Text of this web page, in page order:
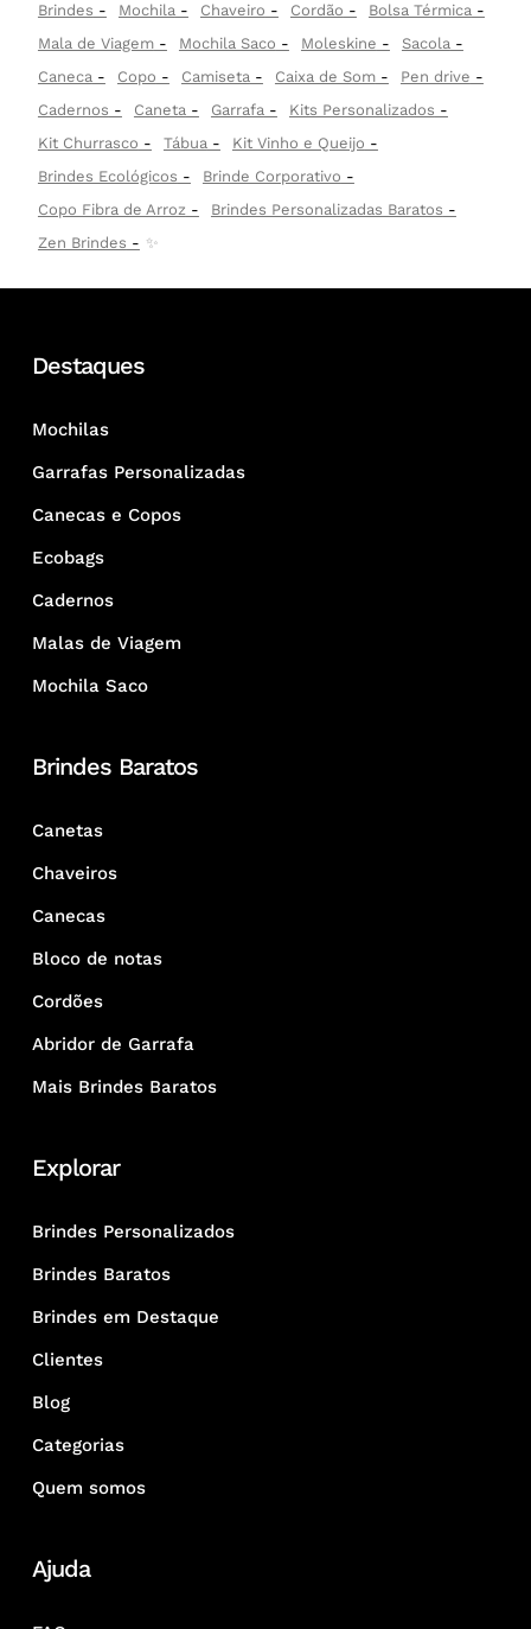
Brindes Mochila Chaveiro Cordão
Bolsa Térmica
Mala de Viagem
Mochila Saco Moleskine
Sacola
Caneca
Copo Camiseta Caixa de Som
Pen drive
Cadernos
Caneta Garrafa
Kits Personalizados
Kit Churrasco
Tábua
Kit Vinho e Queijo
Brindes Ecológicos
Brinde Corporativo
Copo Fibra de Arroz
Brindes Personalizadas Baratos
Zen Brindes
✨
Destaques
Mochilas
Garrafas Personalizadas
Canecas e Copos
Ecobags
Cadernos
Malas de Viagem
Mochila Saco
Brindes Baratos
Canetas
Chaveiros
Canecas
Bloco de notas
Cordões
Abridor de Garrafa
Mais Brindes Baratos
Explorar
Brindes Personalizados
Brindes Baratos
Brindes em Destaque
Clientes
Blog
Categorias
Quem somos
Ajuda